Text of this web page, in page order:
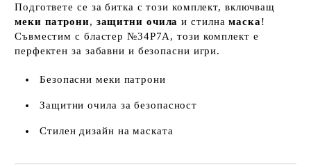
Подгответе се за битка с този комплект, включващ
меки патрони, защитни очила и стилнамаска!
Съвместим с бластер №34Р7А, този комплект е
перфектен за забавни и безопасни игри.
Безопасни меки патрони
Защитни очила за безопасност
Стилен дизайн на маската